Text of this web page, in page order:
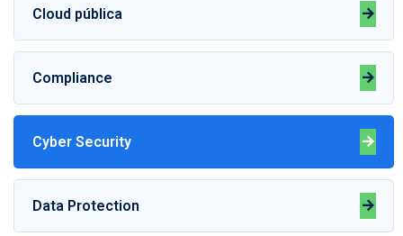
Cloud pública
Compliance
Cyber Security
Data Protection